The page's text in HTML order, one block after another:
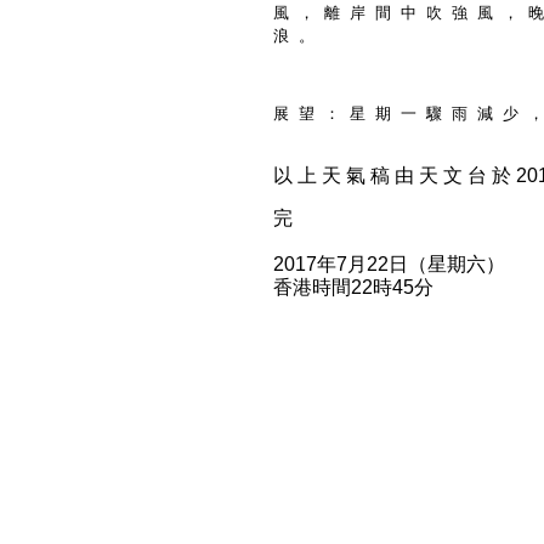
風 ， 離 岸 間 中 吹 強 風 ，
浪 。
展 望 ： 星 期 一 驟 雨 減 少
以 上 天 氣 稿 由 天 文 台 於
完
2017年7月22日（星期六）
香港時間22時45分